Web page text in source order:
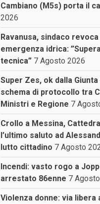
Cambiano (M5s) porta il
2026
Ravanusa, sindaco
emergenza idrica:
tecnica” 7 Agosto 2026
Super Zes, ok dalla
schema di protocollo tra
Ministri e Regione 7
Crollo a Messina,
l’ultimo saluto ad
lutto cittadino 7 Agosto
Incendi: vasto rogo a
arrestato 86enne 7
Violenza donne: via libera